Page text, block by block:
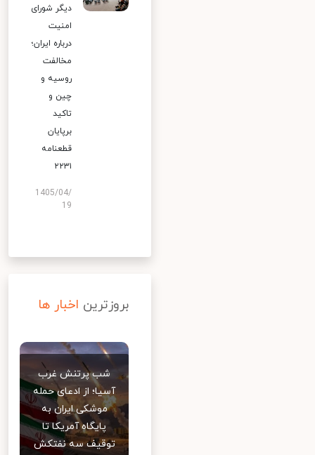
دیگر شورای
امنیت
درباره ایران؛
مخالفت
روسیه و
چین و
تاکید
برپایان
قطعنامه
۲۲۳۱
1405/04/
19
بروزترین اخبار ها
شب پرتنش غرب
آسیا؛ از ادعای حمله
موشکی ایران به
پایگاه آمریکا تا
توقیف سه نفتکش